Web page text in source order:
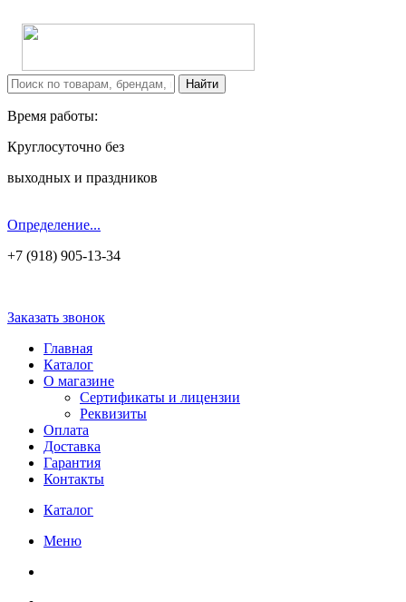
Время работы:
Круглосуточно без
выходных и праздников
Определение...
+7 (918) 905-13-34
Заказать звонок
Главная
Каталог
О магазине
Сертификаты и лицензии
Реквизиты
Оплата
Доставка
Гарантия
Контакты
Каталог
Меню